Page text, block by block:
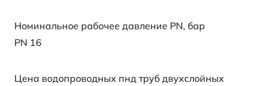
Номинальное рабочее давление PN, бар
PN 16
Цена водопроводных пнд труб двухслойных